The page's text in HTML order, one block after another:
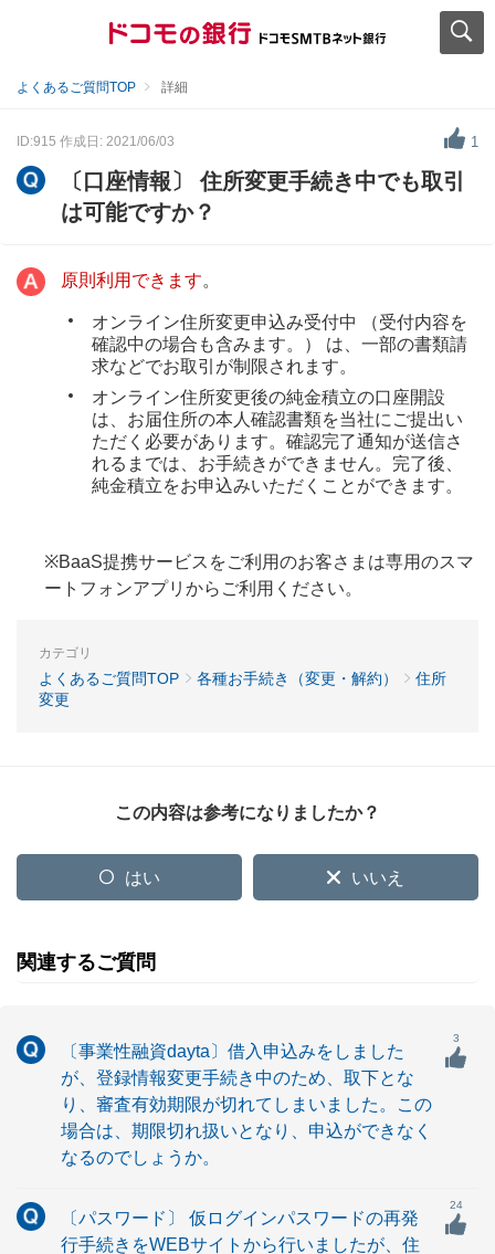
よくあるご質問TOP 詳細
ID:915 作成日: 2021/06/03 1
〔口座情報〕 住所変更手続き中でも取引
は可能ですか？
原則利用できます。
オンライン住所変更申込み受付中 （受付内容を
確認中の場合も含みます。） は、一部の書類請
求などでお取引が制限されます。
オンライン住所変更後の純金積立の口座開設
は、お届住所の本人確認書類を当社にご提出い
ただく必要があります。確認完了通知が送信さ
れるまでは、お手続きができません。完了後、
純金積立をお申込みいただくことができます。
※BaaS提携サービスをご利用のお客さまは専用のスマ
ートフォンアプリからご利用ください。
カテゴリ
よくあるご質問TOP 各種お手続き（変更・解約）
住所
変更
この内容は参考になりましたか？
はい いいえ
関連するご質問
〔事業性融資dayta〕借入申込みをしました
が、登録情報変更手続き中のため、取下とな
り、審査有効期限が切れてしまいました。この
場合は、期限切れ扱いとなり、申込ができなく
なるのでしょうか。
3
〔パスワード〕 仮ログインパスワードの再発
行手続きをWEBサイトから行いましたが、住
24